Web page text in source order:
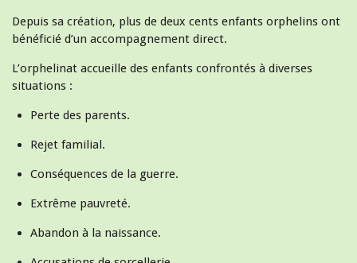
Depuis sa création, plus de deux cents enfants orphelins ont
bénéficié d’un accompagnement direct.
L’orphelinat accueille des enfants confrontés à diverses
situations :
Perte des parents.
Rejet familial.
Conséquences de la guerre.
Extrême pauvreté.
Abandon à la naissance.